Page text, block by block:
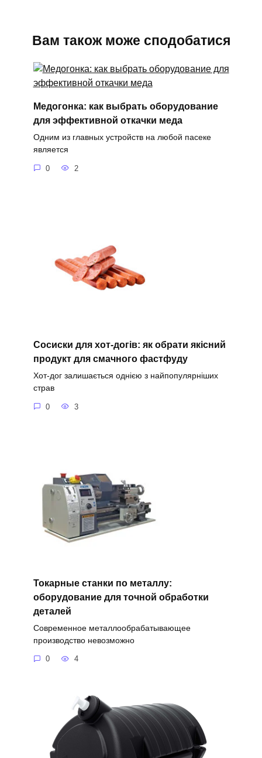
Вам також може сподобатися
Медогонка: как выбрать оборудование
для эффективной откачки меда
Одним из главных устройств на любой пасеке
является
0 2
Сосиски для хот-догів: як обрати якісний
продукт для смачного фастфуду
Хот-дог залишається однією з найпопулярніших
страв
0 3
Токарные станки по металлу:
оборудование для точной обработки
деталей
Современное металлообрабатывающее
производство невозможно
0 4